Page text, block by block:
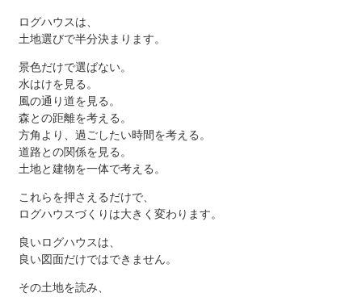
ログハウスは、
土地選びで半分決まります。
景色だけで選ばない。
水はけを見る。
風の通り道を見る。
森との距離を考える。
方角より、過ごしたい時間を考える。
道路との関係を見る。
土地と建物を一体で考える。
これらを押さえるだけで、
ログハウスづくりは大きく変わります。
良いログハウスは、
良い図面だけではできません。
その土地を読み、